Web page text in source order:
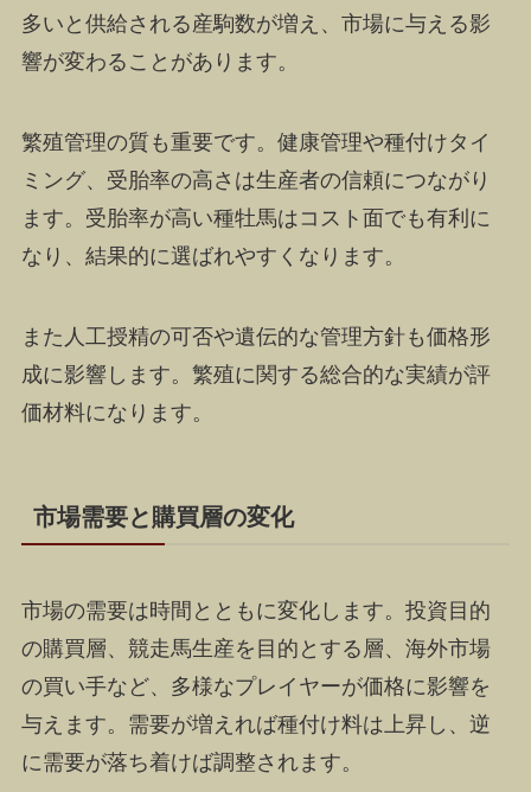
多いと供給される産駒数が増え、市場に与える影
響が変わることがあります。
繁殖管理の質も重要です。健康管理や種付けタイ
ミング、受胎率の高さは生産者の信頼につながり
ます。受胎率が高い種牡馬はコスト面でも有利に
なり、結果的に選ばれやすくなります。
また人工授精の可否や遺伝的な管理方針も価格形
成に影響します。繁殖に関する総合的な実績が評
価材料になります。
市場需要と購買層の変化
市場の需要は時間とともに変化します。投資目的
の購買層、競走馬生産を目的とする層、海外市場
の買い手など、多様なプレイヤーが価格に影響を
与えます。需要が増えれば種付け料は上昇し、逆
に需要が落ち着けば調整されます。